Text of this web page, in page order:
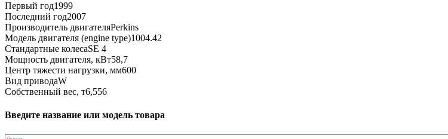
Первый год1999
Последний год2007
Производитель двигателяPerkins
Модель двигателя (engine type)1004.42
Стандартные колесаSE 4
Мощность двигателя, кВт58,7
Центр тяжести нагрузки, мм600
Вид приводаW
Собственный вес, т6,556
Введите название или модель товара